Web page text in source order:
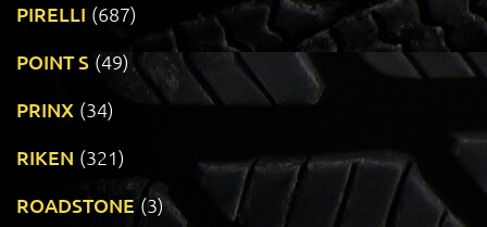
PIRELLI (687)
POINT S (49)
PRINX (34)
RIKEN (321)
ROADSTONE (3)